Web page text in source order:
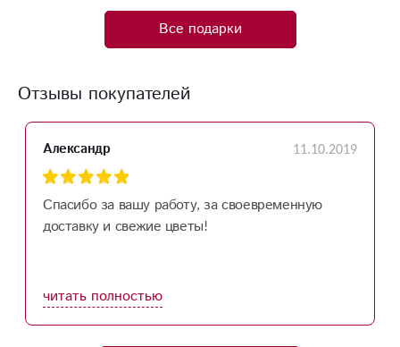
Все подарки
Отзывы покупателей
Александр 11.10.2019
Спасибо за вашу работу, за своевременную
доставку и свежие цветы!
читать полностью